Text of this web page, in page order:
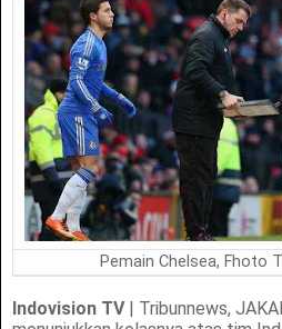
Pemain Chelsea, Fhoto
Indovision TV| Tribunnews,